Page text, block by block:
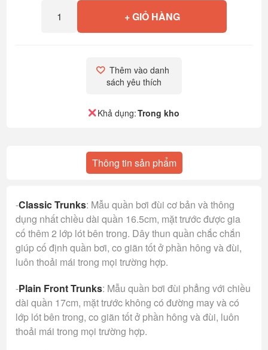
+ GIỎ HÀNG
Thêm vào danh
sách yêu thích
Khả dụng:Trong kho
Thông tin sản phẩm
-Classic Trunks: Mẫu quần bơi đùi cơ bản và thông
dụng nhất chiều dài quần 16.5cm, mặt trước được gia
cố thêm 2 lớp lót bên trong. Dây thun quần chắc chắn
giúp cố định quần bơi, co giãn tốt ở phần hông và đùi,
luôn thoải mái trong mọi trường hợp.
-Plain Front Trunks: Mẫu quần bơi đùi phẳng với chiều
dài quần 17cm, mặt trước không có đường may và có
lớp lót bên trong, co giãn tốt ở phần hông và đùi, luôn
thoải mái trong mọi trường hợp.